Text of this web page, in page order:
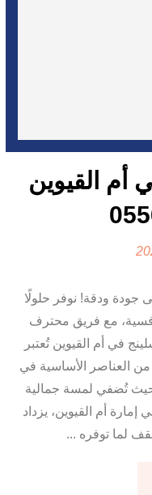
أم القيوين
جودة ودقة! نوفر حلولًا
مع فريق محترف
في أم القيوين تُعتبر
العناصر الأساسية في
حيث تُضفي لمسة جمالية
أم القيوين، يزداد
لما توفره ...